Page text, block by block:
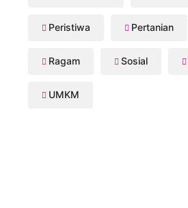
Peristiwa Pertanian
Ragam Sosial
UMKM